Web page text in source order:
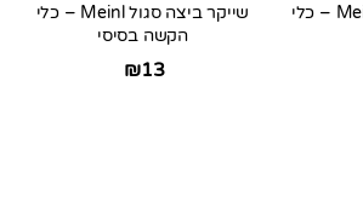
שייקר ביצה מבית Meinl – כלי
שייקר ביצה סגול Meinl – כלי
הקשה בסיסי
₪13